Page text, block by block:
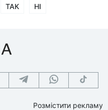
ТАК НІ
Розмістити рекламу